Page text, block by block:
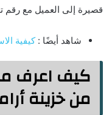
قصيرة إلى العميل مع رقم
شاهد أيضًا :كيفية
كيف اعرف
من خزينة